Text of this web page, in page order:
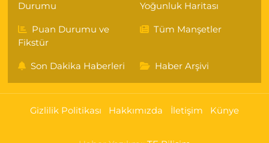
Durumu
Yoğunluk Haritası
Puan Durumu ve
Fikstür
Tüm Manşetler
Son Dakika Haberleri Haber Arşivi
Gizlilik Politikası Hakkımızda İletişim Künye